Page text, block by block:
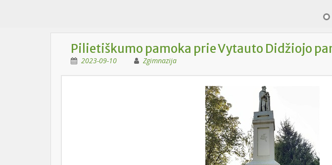
Pilietiškumo pamoka prie Vytauto Didžiojo
2023-09-10 Zgimnazija